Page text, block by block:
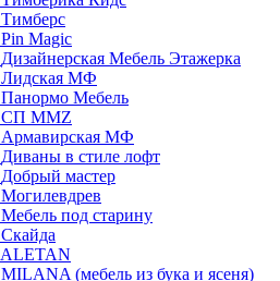
Тимберс
Pin Magic
Дизайнерская Мебель Этажерка
Лидская МФ
Панормо Мебель
СП ММZ
Армавирская МФ
Диваны в стиле лофт
Добрый мастер
Могилевдрев
Мебель под старину
Скайда
ALETAN
MILANA (мебель из бука и ясеня)